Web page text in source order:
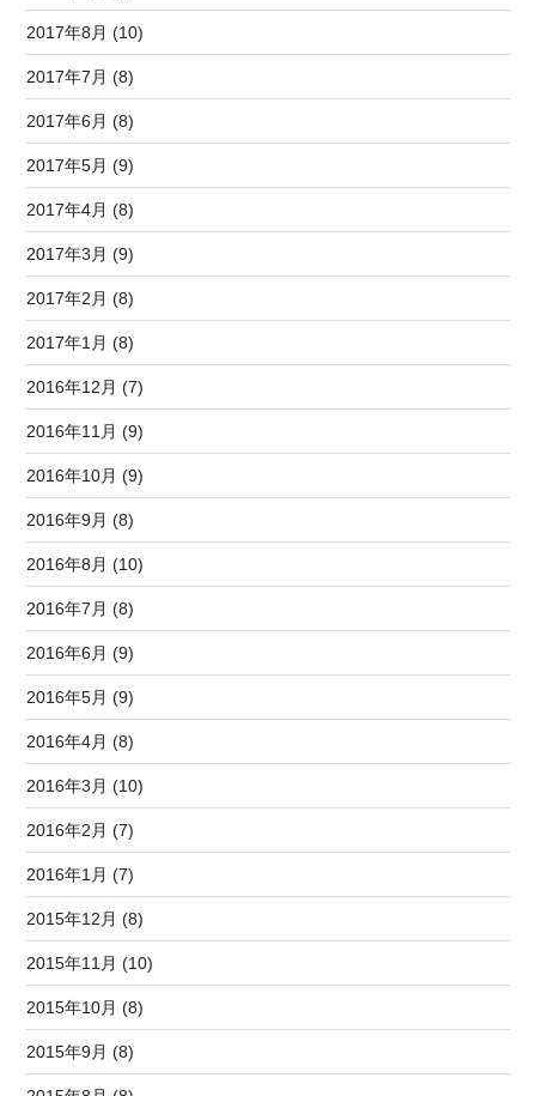
2017年8月 (10)
2017年7月 (8)
2017年6月 (8)
2017年5月 (9)
2017年4月 (8)
2017年3月 (9)
2017年2月 (8)
2017年1月 (8)
2016年12月 (7)
2016年11月 (9)
2016年10月 (9)
2016年9月 (8)
2016年8月 (10)
2016年7月 (8)
2016年6月 (9)
2016年5月 (9)
2016年4月 (8)
2016年3月 (10)
2016年2月 (7)
2016年1月 (7)
2015年12月 (8)
2015年11月 (10)
2015年10月 (8)
2015年9月 (8)